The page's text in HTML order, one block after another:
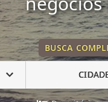
BUSCA